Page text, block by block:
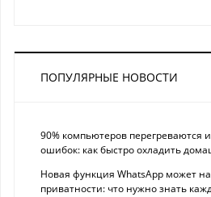
ПОПУЛЯРНЫЕ НОВОСТИ
90% компьютеров перегреваются
ошибок: как быстро охладить
Новая функция WhatsApp может
приватности: что нужно знать